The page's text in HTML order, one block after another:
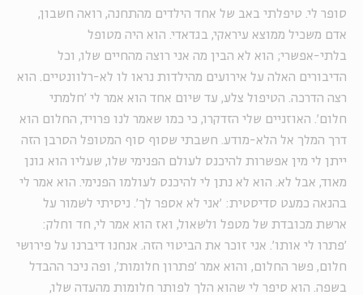
סופר לי. טיפלתי באב של אחד הילדים מהתחנה, רואה חשבון,
אדם משכיל ממוצא עיראקי, בגדאדי. הוא היה מטופל
בלתי-אפשרי; הוא לא הבין מה אני רוצה מהחיים שלו, וכל
הדיבורים האלה על אירועים מהילדות נראו לו לא-רלוונטיים. הוא
רצה הדרכה. הטיפול צלע, עד שיום אחד הוא אמר לי 'חלמתי
חלום'. האוזניים שלי הזדקרו, כי כמו שאמר לנו פרויד, החלום הוא
דרך המלך אל הלא-מודע. חשבתי שסוף סוף המטופל הסרבן הזה
ייתן לי מין אפשרות להיכנס לעולם הפנימי שלו, שעליו הוא גונן
מאוד, אבל לא. הוא לא נתן לי להיכנס לעולמו הפנימי. הוא אמר לי
בהנאה כמעט סדיסטית: 'אני לא אספר לך'. ניסיתי לשמור על
ארשת מכובדת של מטפל ולשאול, ואז הוא אמר לי, חד וחלק:
'פתרו לי אותו'. אני זוכר את הביטוי הזה. אנחנו דיברנו על פירושי
חלום, פשר החלום, והוא אמר 'פתרון חלומות', ופה ניכר ההבדל
בשפה. הוא סיפר לי שהוא הלך לפותר חלומות מהעדה שלו,